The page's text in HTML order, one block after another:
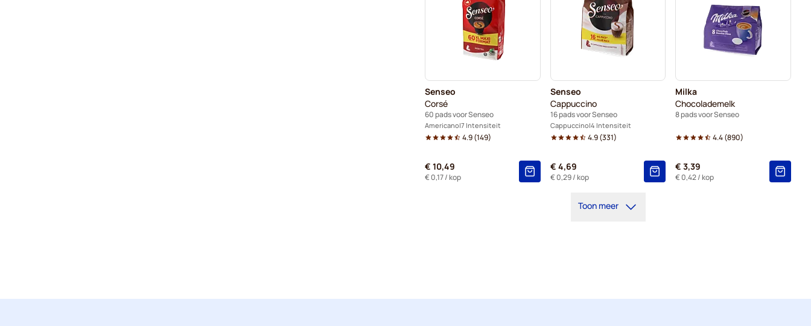
Senseo
Corsé
60 pads voor Senseo
Americano 7 Intensiteit
4.9(149)
€ 10,49
€ 0,17/ kop
Senseo
Cappuccino
16 pads voor Senseo
Cappuccino 4 Intensiteit
4.9(331)
€ 4,69
€ 0,29/ kop
Milka
Chocolademelk
8 pads voor Senseo
4.4(890)
€ 3,39
€ 0,42/ kop
Toon meer